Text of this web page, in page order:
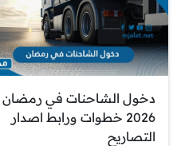
دخول الشاحنات في رمضان
2026 خطوات ورابط اصدار
التصاريح